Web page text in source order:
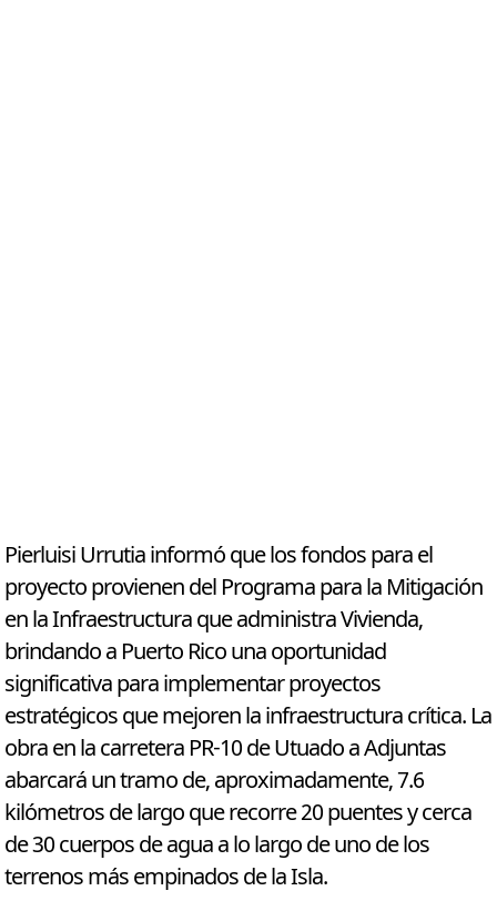
Pierluisi Urrutia informó que los fondos para el
proyecto provienen del Programa para la Mitigación
en la Infraestructura que administra Vivienda,
brindando a Puerto Rico una oportunidad
significativa para implementar proyectos
estratégicos que mejoren la infraestructura crítica. La
obra en la carretera PR-10 de Utuado a Adjuntas
abarcará un tramo de, aproximadamente, 7.6
kilómetros de largo que recorre 20 puentes y cerca
de 30 cuerpos de agua a lo largo de uno de los
terrenos más empinados de la Isla.